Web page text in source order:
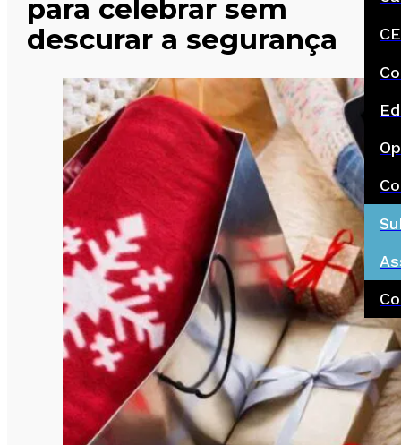
para celebrar sem
descurar a segurança